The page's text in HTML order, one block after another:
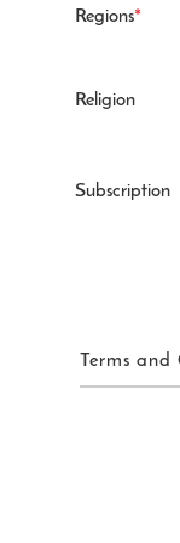
Regions*
Religion
Subscription
Terms and
「FUN!
して、
がこれ